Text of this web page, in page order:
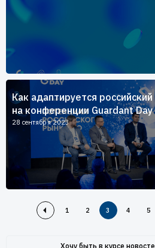
Как адаптируется
на конференции Guardant Day
28 сентября 2023
1 2 3 4 5
Хочу быть в курсе